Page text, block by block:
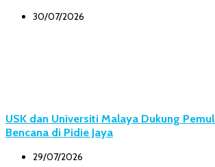
30/07/2026
USK dan Universiti Malaya Dukung
Bencana di Pidie Jaya
29/07/2026